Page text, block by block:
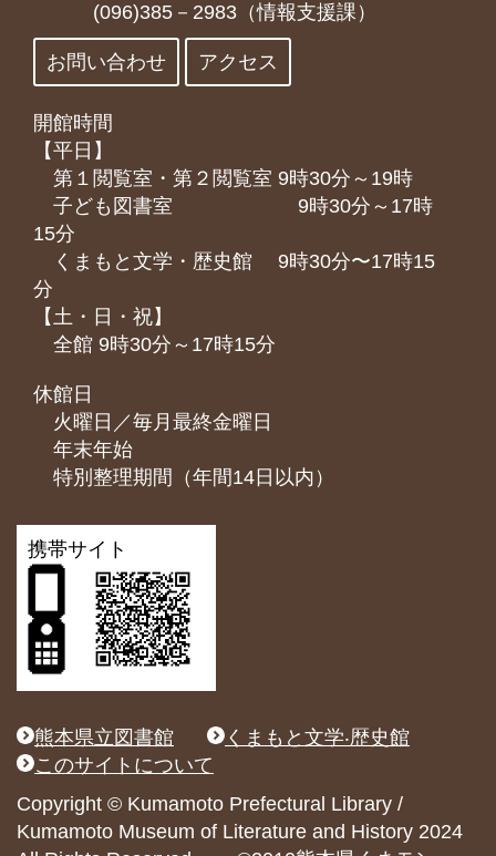
(096)385－2983（情報支援課）
お問い合わせ アクセス
開館時間
【平日】
第１閲覧室・第２閲覧室 9時30分～19時
子ども図書室 9時30分～17時
15分
くまもと⽂学・歴史館 9時30分〜17時15
分
【土・日・祝】
全館 9時30分～17時15分
休館日
火曜日／毎月最終金曜日
年末年始
特別整理期間（年間14日以内）
携帯サイト
熊本県立図書館
くまもと文学‧歴史館
このサイトについて
Copyright © Kumamoto Prefectural Library /
Kumamoto Museum of Literature and History 2024